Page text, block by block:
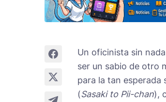
Un oficinista sin
ser un sabio de otro
para la tan esperada
(Sasaki to Pii-chan),